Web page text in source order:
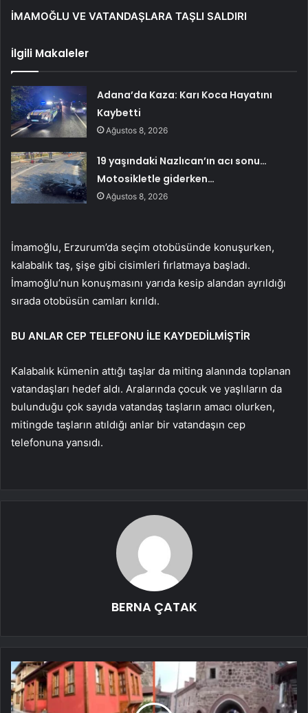
İMAMOĞLU VE VATANDAŞLARA TAŞLI SALDIRI
İlgili Makaleler
Adana’da Kaza: Karı Koca Hayatını
Kaybetti
Ağustos 8, 2026
19 yaşındaki Nazlıcan’ın acı sonu…
Motosikletle giderken…
Ağustos 8, 2026
İmamoğlu, Erzurum’da seçim otobüsünde konuşurken,
kalabalık taş, şişe gibi cisimleri fırlatmaya başladı.
İmamoğlu’nun konuşmasını yarıda kesip alandan ayrıldığı
sırada otobüsün camları kırıldı.
BU ANLAR CEP TELEFONU İLE KAYDEDİLMİŞTİR
Kalabalık kümenin attığı taşlar da miting alanında toplanan
vatandaşları hedef aldı. Aralarında çocuk ve yaşlıların da
bulunduğu çok sayıda vatandaş taşların amacı olurken,
mitingde taşların atıldığı anlar bir vatandaşın cep
telefonuna yansıdı.
BERNA ÇATAK